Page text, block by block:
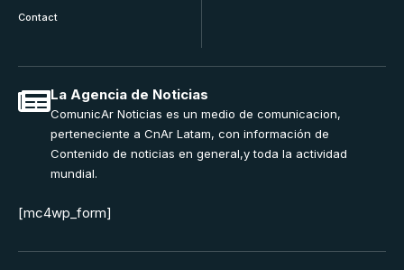
Contact
La Agencia de Noticias
ComunicAr Noticias es un medio de comunicacion,
perteneciente a CnAr Latam, con información de
Contenido de noticias en general,y toda la actividad
mundial.
[mc4wp_form]